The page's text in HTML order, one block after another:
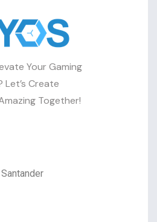
Your Gaming
Let’s Create
Together!